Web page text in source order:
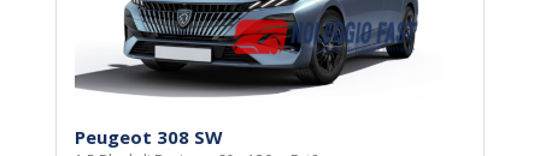
Peugeot 308 SW